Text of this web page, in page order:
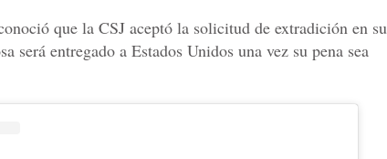
que la CSJ aceptó la solicitud de extradición en su
será entregado a Estados Unidos una vez su pena sea